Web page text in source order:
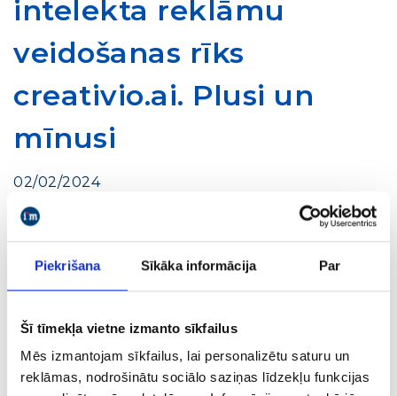
Piekrišana Sīkāka informācija Par
Šī tīmekļa vietne izmanto sīkfailus
Mēs izmantojam sīkfailus, lai personalizētu saturu un
reklāmas, nodrošinātu sociālo saziņas līdzekļu funkcijas
intelekta reklāmu
veidošanas rīks
creativio.ai. Plusi un
mīnusi
02/02/2024
Bloga raksti par digitālo mārketingu
Digitālā mārketinga iespējas
Mākslīgais intelekts